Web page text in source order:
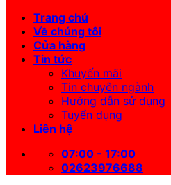
Trang chủ
Về chúng tôi
Cửa hàng
Tin tức
Khuyến mãi
Tin chuyên ngành
Hướng dẫn sử dụng
Tuyển dụng
Liên hệ
07:00 - 17:00
02623976688